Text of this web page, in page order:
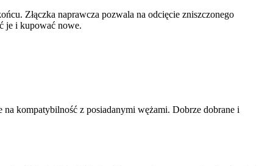
Złączka naprawcza pozwala na odcięcie zniszczonego
je i kupować nowe.
kompatybilność z posiadanymi wężami. Dobrze dobrane i